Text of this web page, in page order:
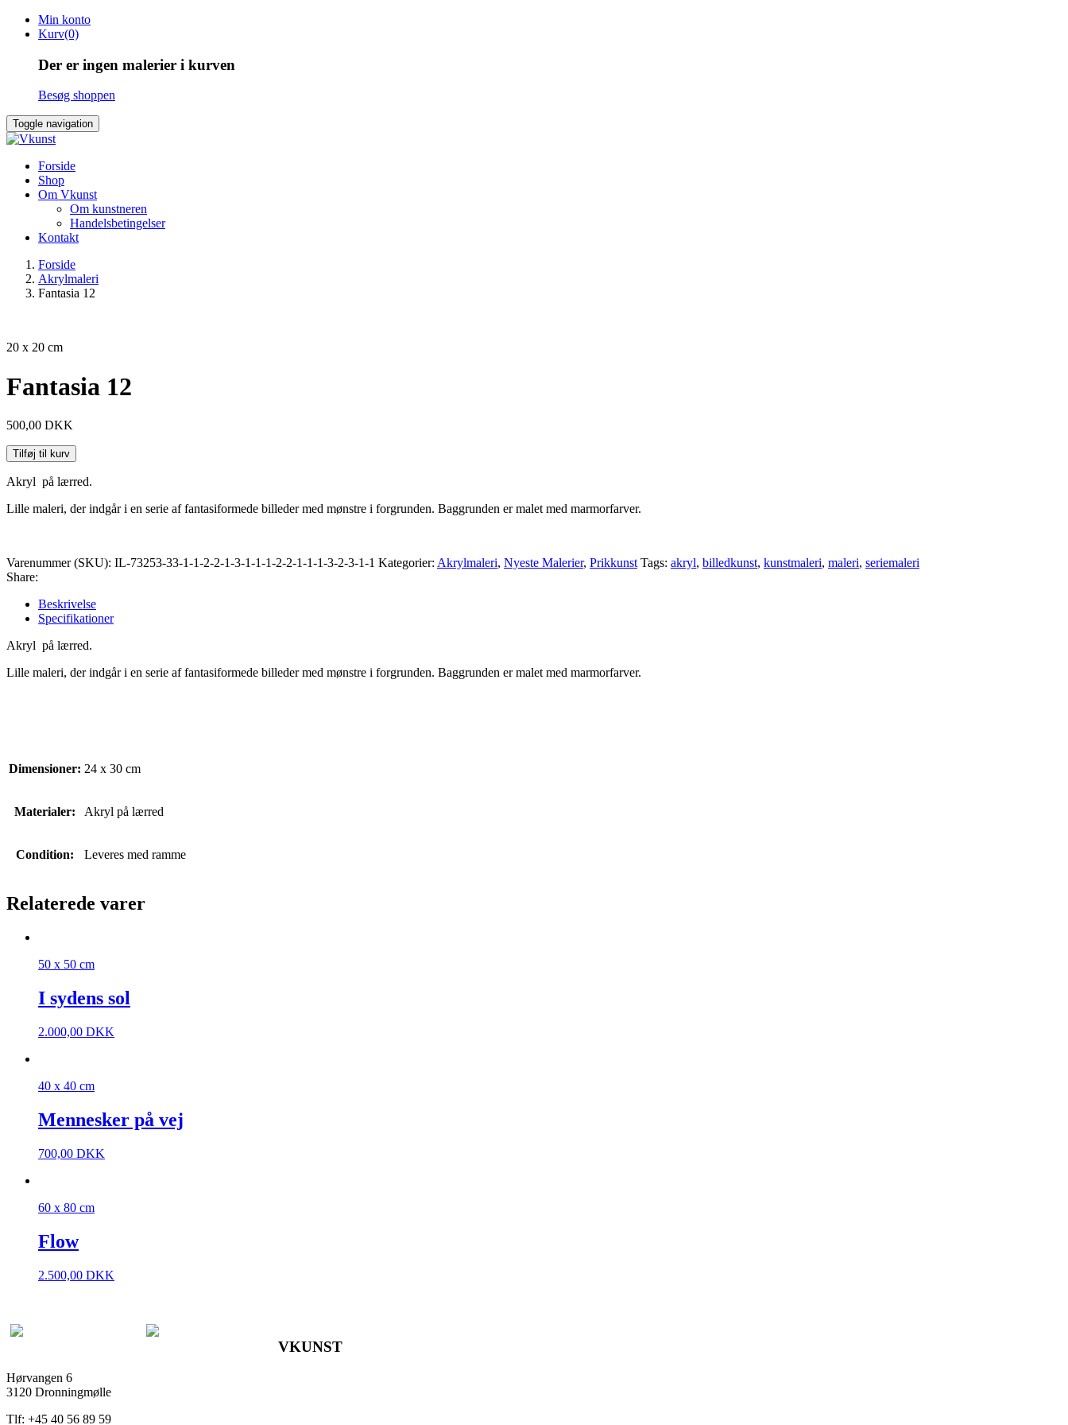
Skip
Min konto
Kurv(0)
Der er ingen malerier i kurven
Besøg shoppen
Toggle navigation
Forside
Shop
Om Vkunst
Om kunstneren
Handelsbetingelser
Kontakt
Forside
Akrylmaleri
Fantasia 12
20 x 20 cm
Fantasia 12
500,00 DKK
Tilføj til kurv
Akryl på lærred.
Lille maleri, der indgår i en serie af fantasiformede billeder med mønstre i forgrunden. Baggrunden er malet med marmorfarver.
Varenummer (SKU): IL-73253-33-1-1-2-2-1-3-1-1-1-2-2-1-1-1-3-2-3-1-1 Kategorier: Akrylmaleri, Nyeste Malerier, Prikkunst Tags: akryl, billedkunst, kunstmaleri, maleri, seriemaleri
Share:
Beskrivelse
Specifikationer
Akryl på lærred.
Lille maleri, der indgår i en serie af fantasiformede billeder med mønstre i forgrunden. Baggrunden er malet med marmorfarver.
Dimensioner: 24 x 30 cm
Materialer: Akryl på lærred
Condition: Leveres med ramme
Relaterede varer
50 x 50 cm
I sydens sol
2.000,00 DKK
40 x 40 cm
Mennesker på vej
700,00 DKK
60 x 80 cm
Flow
2.500,00 DKK
VKUNST
Hørvangen 6
3120 Dronningmølle
Tlf: +45 40 56 89 59